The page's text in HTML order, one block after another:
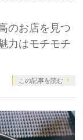
のお店を見つ
力はモチモチ
この記事を読む